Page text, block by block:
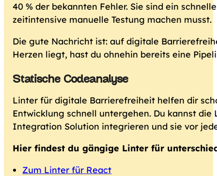
40 % der bekannten Fehler. Sie sind ein
zeitintensive manuelle Testung machen musst.
Die gute Nachricht ist: auf digitale
Herzen liegt, hast du ohnehin bereits eine
Statische Codeanalyse
Linter für digitale Barrierefreiheit helfen dir
Entwicklung schnell untergehen. Du kannst
Integration Solution integrieren und sie vor
Hier findest du gängige Linter für
Zum Linter für React